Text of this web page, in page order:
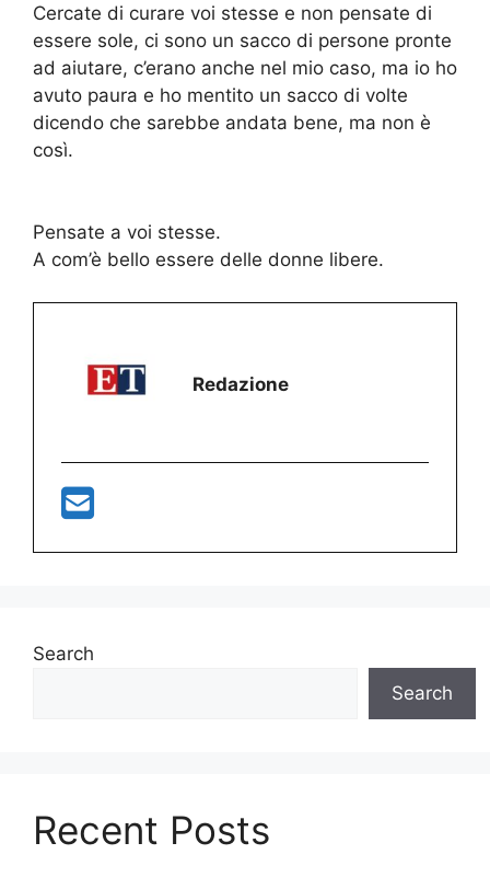
Cercate di curare voi stesse e non pensate di
essere sole, ci sono un sacco di persone pronte
ad aiutare, c’erano anche nel mio caso, ma io ho
avuto paura e ho mentito un sacco di volte
dicendo che sarebbe andata bene, ma non è
così.
Pensate a voi stesse.
A com’è bello essere delle donne libere.
Redazione
Search
Search
Recent Posts